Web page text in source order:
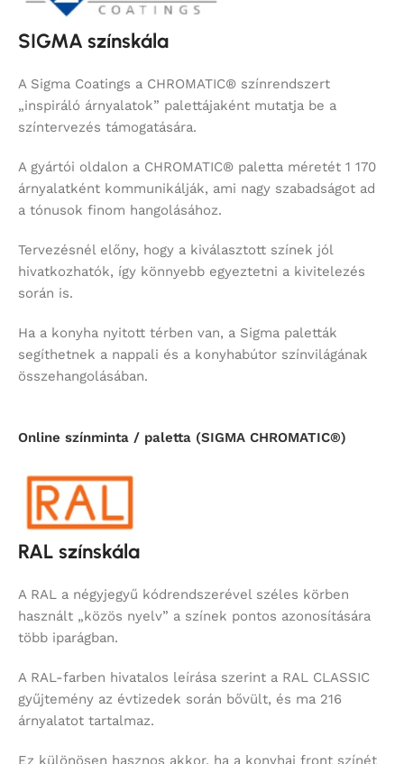
SIGMA színskála
A Sigma Coatings a CHROMATIC® színrendszert
„inspiráló árnyalatok” palettájaként mutatja be a
színtervezés támogatására.
A gyártói oldalon a CHROMATIC® paletta méretét 1 170
árnyalatként kommunikálják, ami nagy szabadságot ad
a tónusok finom hangolásához.
Tervezésnél előny, hogy a kiválasztott színek jól
hivatkozhatók, így könnyebb egyeztetni a kivitelezés
során is.
Ha a konyha nyitott térben van, a Sigma paletták
segíthetnek a nappali és a konyhabútor színvilágának
összehangolásában.
Online színminta / paletta (SIGMA CHROMATIC®)
RAL színskála
A RAL a négyjegyű kódrendszerével széles körben
használt „közös nyelv” a színek pontos azonosítására
több iparágban.
A RAL-farben hivatalos leírása szerint a RAL CLASSIC
gyűjtemény az évtizedek során bővült, és ma 216
árnyalatot tartalmaz.
Ez különösen hasznos akkor, ha a konyhai front színét